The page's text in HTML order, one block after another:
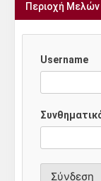
Περιοχή Μελών
Username